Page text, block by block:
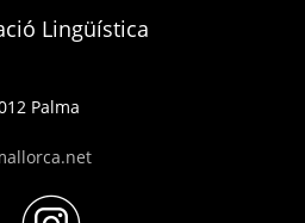
Lingüística
Palma